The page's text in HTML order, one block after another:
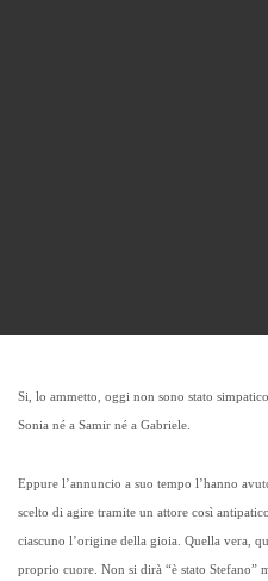
Si, lo ammetto, oggi non sono stato
Sonia né a Samir né a Gabriele.
Eppure l’annuncio a suo tempo l’hanno
scelto di agire tramite un attore così
ciascuno l’origine della gioia. Quella vera,
proprio cuore. Non si dirà “è stato Stefano”